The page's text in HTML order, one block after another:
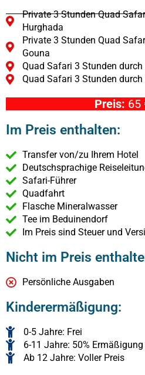
Private 3 Stunden Quad
Hurghada
Private 3 Stunden Quad
Gouna
Quad Safari 3 Stunden
Quad Safari 3 Stunden
Preis: 65
Im Preis enthalten:
Transfer von/zu Ihrem Hotel
Deutschsprachige
Safari-Führer
Quadfahrt
Flasche Mineralwasser
Tee im Beduinendorf
Im Preis sind Steuer und
Nicht im Preis
Persönliche Ausgaben
Kinderermäßigung:
0-5 Jahre: Frei
6-11 Jahre: 50% Ermäßigung
Ab 12 Jahre: Voller Preis